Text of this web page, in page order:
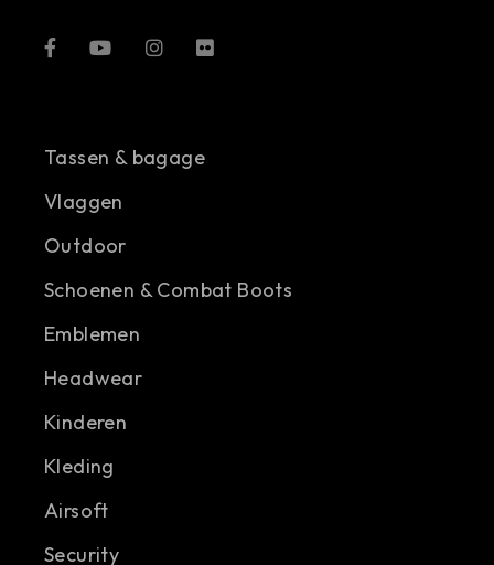
Tassen & bagage
Vlaggen
Outdoor
Schoenen & Combat Boots
Emblemen
Headwear
Kinderen
Kleding
Airsoft
Security